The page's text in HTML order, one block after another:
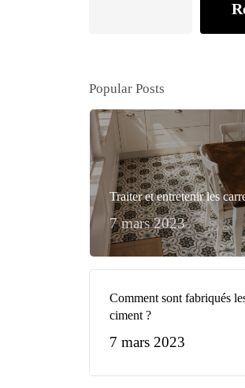
Popular Posts
Traiter et entretenir les
7 mars 2023
Comment sont fabriqués
ciment ?
7 mars 2023